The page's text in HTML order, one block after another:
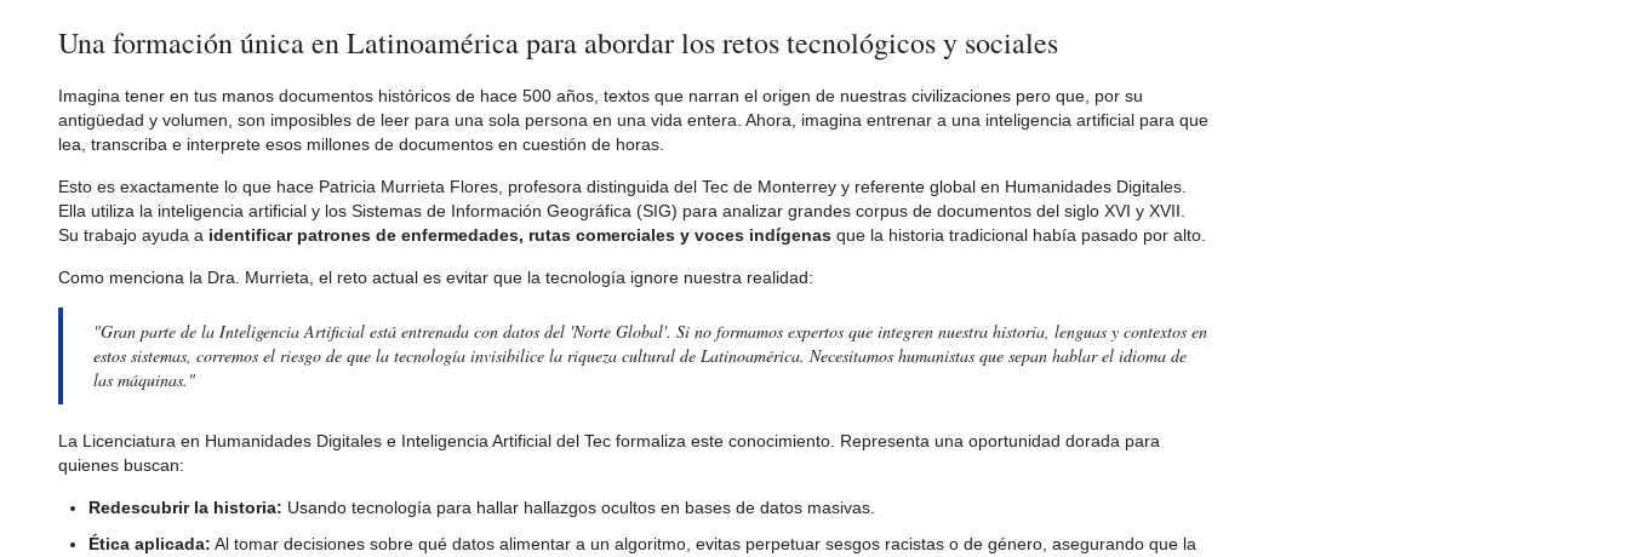
Una formación única en Latinoamérica para abordar los retos tecnológicos y sociales
Imagina tener en tus manos documentos históricos de hace 500 años, textos que narran el origen de nuestras civilizaciones pero que, por su
antigüedad y volumen, son imposibles de leer para una sola persona en una vida entera. Ahora, imagina entrenar a una inteligencia artificial para que
lea, transcriba e interprete esos millones de documentos en cuestión de horas.
Esto es exactamente lo que hace Patricia Murrieta Flores, profesora distinguida del Tec de Monterrey y referente global en Humanidades Digitales.
Ella utiliza la inteligencia artificial y los Sistemas de Información Geográfica (SIG) para analizar grandes corpus de documentos del siglo XVI y XVII.
Su trabajo ayuda a identificar patrones de enfermedades, rutas comerciales y voces indígenas que la historia tradicional había pasado por alto.
Como menciona la Dra. Murrieta, el reto actual es evitar que la tecnología ignore nuestra realidad:
"Gran parte de la Inteligencia Artificial está entrenada con datos del 'Norte Global'. Si no formamos expertos que integren nuestra historia, lenguas y contextos en
estos sistemas, corremos el riesgo de que la tecnología invisibilice la riqueza cultural de Latinoamérica. Necesitamos humanistas que sepan hablar el idioma de
las máquinas."
La Licenciatura en Humanidades Digitales e Inteligencia Artificial del Tec formaliza este conocimiento. Representa una oportunidad dorada para
quienes buscan:
Redescubrir la historia: Usando tecnología para hallar hallazgos ocultos en bases de datos masivas.
Ética aplicada: Al tomar decisiones sobre qué datos alimentar a un algoritmo, evitas perpetuar sesgos racistas o de género, asegurando que la